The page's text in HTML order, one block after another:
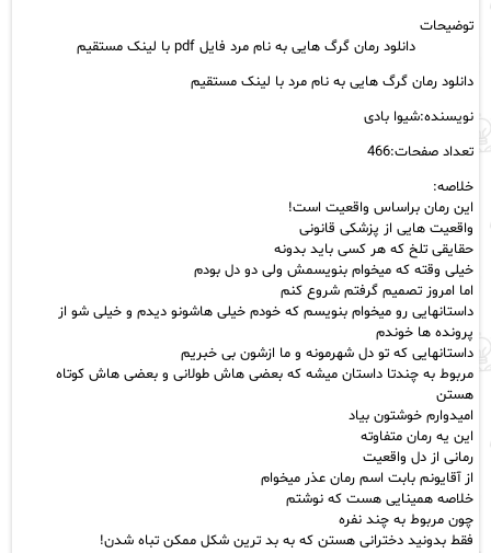
با
مستقیم
توضیحات
دانلود رمان گرگ هایی به نام مرد فایل pdf با لینک مستقیم
دانلود رمان گرگ هایی به نام مرد با لینک مستقیم
نویسنده:شیوا بادی
تعداد صفحات:466
خلاصه:
این رمان براساس واقعیت است!
واقعيت هايى از پزشکى قانونى
حقايقى تلخ که هر کسى بايد بدونه
خيلى وقته که ميخوام بنويسمش ولى دو دل بودم
اما امروز تصميم گرفتم شروع کنم
داستانهايى رو ميخوام بنويسم که خودم خيلى هاشونو ديدم و خيلى شو از
پرونده ها خوندم
داستانهايى که تو دل شهرمونه و ما ازشون بى خبريم
مربوط به چندتا داستان ميشه که بعضى هاش طولانى و بعضى هاش کوتاه
هستن
اميدوارم خوشتون بياد
اين يه رمان متفاوته
رمانى از دل واقعيت
از آقايونم بابت اسم رمان عذر ميخوام
خلاصه همينايى هست که نوشتم
چون مربوط به چند نفره
فقط بدونيد دخترانى هستن که به بد ترين شکل ممکن تباه شدن!